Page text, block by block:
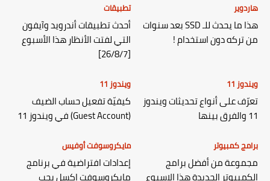
هاردوير
هذا ما يحدث للـ SSD بعد سنوات
من تركه دون استخدام !
تطبيقات
أحدث تطبيقات أندرويد وآيفون
التي لفتت الأنظار هذا الأسبوع
[26/8/7]
ويندوز 11
تعرّف على أنواع تحديثات ويندوز
11 والفرق بينها
ويندوز 11
كيفيّة تفعيل حساب الضيف
(Guest Account) في ويندوز 11
برامج كمبيوتر
مجموعة من أفضل برامج
الكمبيوتر الجديدة هذا الاسبوع
مايكروسوفت أوفيس
إعدادات افتراضية في برنامج
مايكروسوفت إكسل يجب